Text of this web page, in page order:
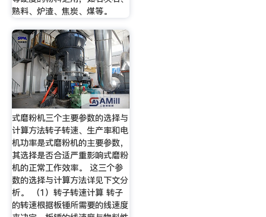
熟料、炉渣、焦炭、煤等。
式磨粉机三个主要参数的选择与
计算方法转子转速、生产率和电
机功率是式磨粉机的主要参数，
其选择是否合适严重影响式磨粉
机的正常工作效率。 这三个参
数的选择与计算方法详见下文分
析。 （1）转子转速计算 转子
的转速根据板锤所需要的线速度